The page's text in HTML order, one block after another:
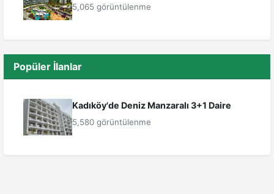
5,065 görüntülenme
Popüler İlanlar
Kadıköy'de Deniz Manzaralı 3+1 Daire
5,580 görüntülenme